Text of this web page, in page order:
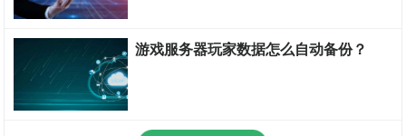
游戏服务器玩家数据怎么自动备份？